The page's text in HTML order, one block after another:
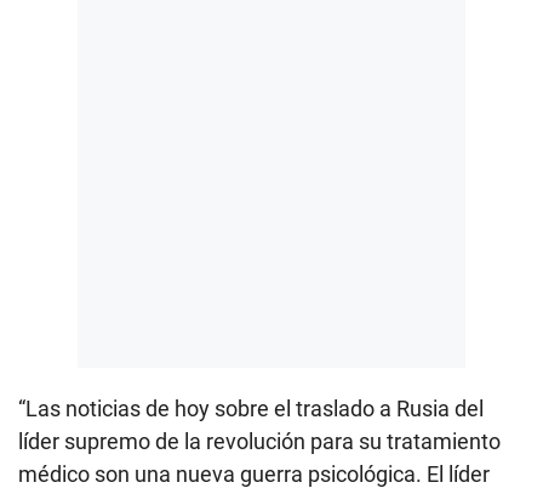
“Las noticias de hoy sobre el traslado a Rusia del
líder supremo de la revolución para su tratamiento
médico son una nueva guerra psicológica. El líder